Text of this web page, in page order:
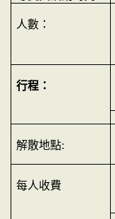
人數：
行程：
解散地點:
每人收費